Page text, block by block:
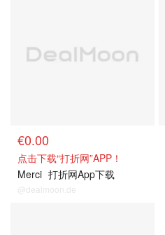
€0.00
点击下载“打折网”APP！
Merci 打折网App下载
@dealmoon.de